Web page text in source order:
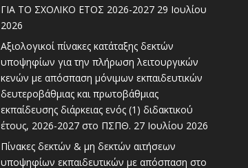
ΓΙΑ ΤΟ ΣΧΟΛΙΚΟ ΕΤΟΣ 2026-2027 29 Ιουλίου
2026
Αξιολογικοί πίνακες κατάταξης δεκτών
υποψηφίων για την πλήρωση λειτουργικών
κενών με απόσπαση μόνιμων εκπαιδευτικών
δευτεροβάθμιας και πρωτοβάθμιας
εκπαίδευσης διάρκειας ενός (1) διδακτικού
έτους, 2026-2027 στο ΠΣΠΘ. 27 Ιουλίου 2026
Πίνακες δεκτών & μη δεκτών αιτήσεων
υποψηφίων εκπαιδευτικών με απόσπαση στο